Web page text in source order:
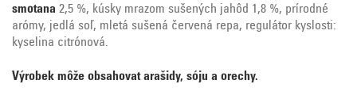
smotana 2,5 %, kúsky mrazom sušených jahôd 1,8 %, prírodné
arómy, jedlá soľ, mletá sušená červená repa, regulátor kyslosti:
kyselina citrónová.
Výrobek môže obsahovat arašidy, sóju a orechy.